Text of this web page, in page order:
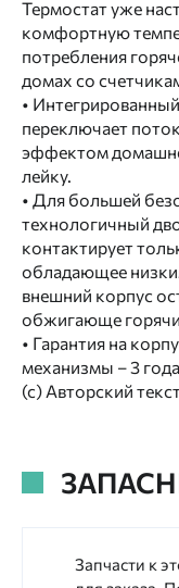
Термостат уже
комфортную
потребления
домах со
•
переключает
эффектом
лейку.
• Для большей
технологичный
контактирует
обладающее
внешний корпус
обжигающе
• Гарантия на
механизмы – 3
(с) Авторский
Запчасти к